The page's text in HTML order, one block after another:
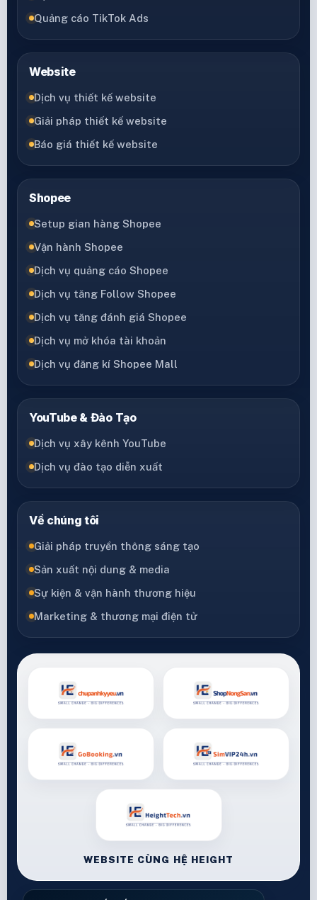
Quảng cáo TikTok Ads
Website
Dịch vụ thiết kế website
Giải pháp thiết kế website
Báo giá thiết kế website
Shopee
Setup gian hàng Shopee
Vận hành Shopee
Dịch vụ quảng cáo Shopee
Dịch vụ tăng Follow Shopee
Dịch vụ tăng đánh giá Shopee
Dịch vụ mở khóa tài khoản
Dịch vụ đăng kí Shopee Mall
YouTube & Đào Tạo
Dịch vụ xây kênh YouTube
Dịch vụ đào tạo diễn xuất
Về chúng tôi
Giải pháp truyền thông sáng tạo
Sản xuất nội dung & media
Sự kiện & vận hành thương hiệu
Marketing & thương mại điện tử
WEBSITE CÙNG HỆ HEIGHT